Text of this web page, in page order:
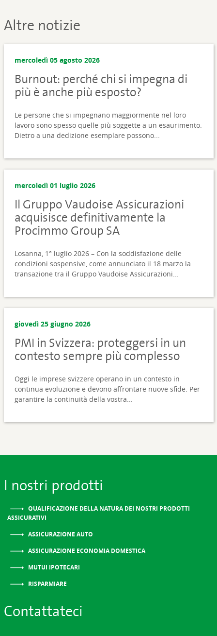
Altre notizie
mercoledì 05 agosto 2026
Burnout: perché chi si impegna di
più è anche più esposto?
Le persone che si impegnano maggiormente nel loro
lavoro sono spesso quelle più soggette a un esaurimento.
Dietro a una dedizione esemplare possono...
mercoledì 01 luglio 2026
Il Gruppo Vaudoise Assicurazioni
acquisisce definitivamente la
Procimmo Group SA
Losanna, 1° luglio 2026 – Con la soddisfazione delle
condizioni sospensive, come annunciato il 18 marzo la
transazione tra il Gruppo Vaudoise Assicurazioni...
giovedì 25 giugno 2026
PMI in Svizzera: proteggersi in un
contesto sempre più complesso
Oggi le imprese svizzere operano in un contesto in
continua evoluzione e devono affrontare nuove sfide. Per
garantire la continuità della vostra...
I nostri prodotti
QUALIFICAZIONE DELLA NATURA DEI NOSTRI PRODOTTI
ASSICURATIVI
ASSICURAZIONE AUTO
ASSICURAZIONE ECONOMIA DOMESTICA
MUTUI IPOTECARI
RISPARMIARE
Contattateci